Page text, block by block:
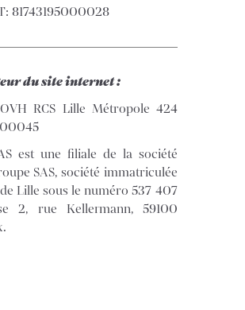
81743195000028
du site internet ‍:
RCS Lille Métropole 424
00045
est une filiale de la société
SAS, société immatriculée
Lille sous le numéro 537 407
2, rue Kellermann, 59100